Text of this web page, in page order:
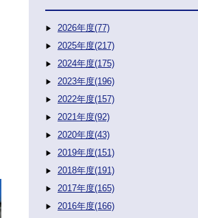
2026年度(77)
2025年度(217)
2024年度(175)
2023年度(196)
2022年度(157)
2021年度(92)
2020年度(43)
2019年度(151)
2018年度(191)
2017年度(165)
2016年度(166)